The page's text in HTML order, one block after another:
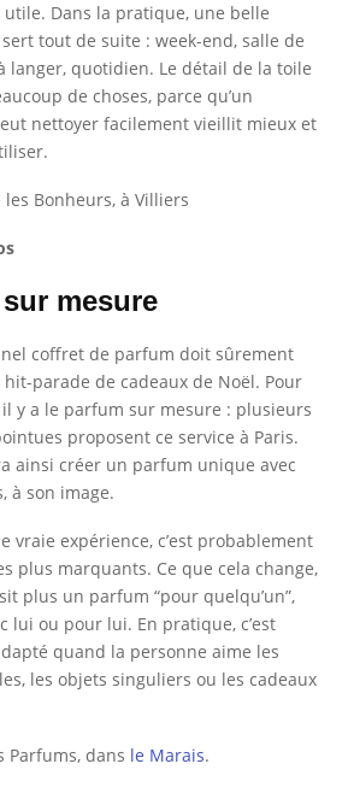
Dans la pratique, une belle
tout de suite : week-end, salle de
langer, quotidien. Le détail de la toile
de choses, parce qu’un
nettoyer facilement vieillit mieux et
Bonheurs, à Villiers
mesure
coffret de parfum doit sûrement
parade de cadeaux de Noël. Pour
y a le parfum sur mesure : plusieurs
proposent ce service à Paris.
ainsi créer un parfum unique avec
à son image.
vraie expérience, c’est probablement
plus marquants. Ce que cela change,
plus un parfum “pour quelqu’un”,
lui ou pour lui. En pratique, c’est
quand la personne aime les
les objets singuliers ou les cadeaux
Parfums, dans le Marais.